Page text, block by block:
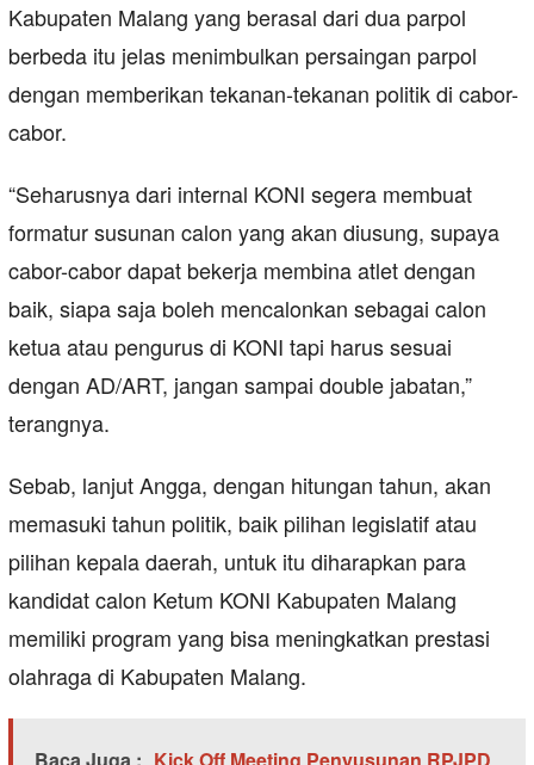
Kabupaten Malang yang berasal dari dua parpol
berbeda itu jelas menimbulkan persaingan parpol
dengan memberikan tekanan-tekanan politik di cabor-
cabor.
“Seharusnya dari internal KONI segera membuat
formatur susunan calon yang akan diusung, supaya
cabor-cabor dapat bekerja membina atlet dengan
baik, siapa saja boleh mencalonkan sebagai calon
ketua atau pengurus di KONI tapi harus sesuai
dengan AD/ART, jangan sampai double jabatan,”
terangnya.
Sebab, lanjut Angga, dengan hitungan tahun, akan
memasuki tahun politik, baik pilihan legislatif atau
pilihan kepala daerah, untuk itu diharapkan para
kandidat calon Ketum KONI Kabupaten Malang
memiliki program yang bisa meningkatkan prestasi
olahraga di Kabupaten Malang.